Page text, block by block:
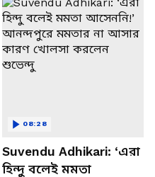
Suvendu Adhikari: ‘এরা
হিন্দু বলেই মমতা
08:28